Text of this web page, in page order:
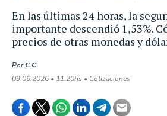
En las últimas 24 horas, la
importante descendió 1,53%.
precios de otras monedas y
PorC.C.
09.06.2026 • 11:20hs • Cotizaciones